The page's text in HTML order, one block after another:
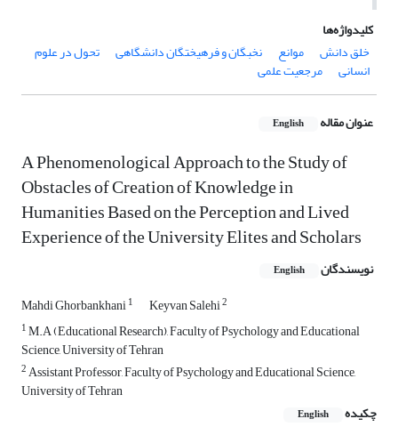
کلیدواژه‌ها
خلق دانش
موانع نخبگان و فرهیختگان دانشگاهی تحول در علوم
انسانی مرجعیت علمی
عنوان مقاله English
A Phenomenological Approach to the Study of
Obstacles of Creation of Knowledge in
Humanities Based on the Perception and Lived
Experience of the University Elites and Scholars
نویسندگان English
Mahdi Ghorbankhani1 Keyvan Salehi2
1M.A (Educational Research), Faculty of Psychology and Educational
Science, University of Tehran
2Assistant Professor, Faculty of Psychology and Educational Science,
University of Tehran
چکیده
English